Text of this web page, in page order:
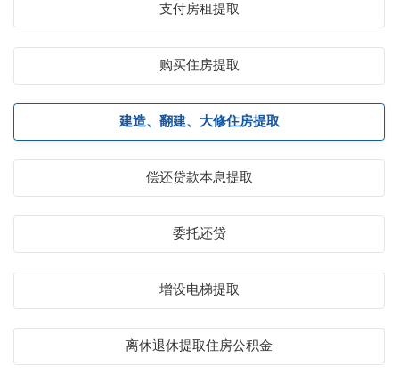
支付房租提取
购买住房提取
建造、翻建、大修住房提取
偿还贷款本息提取
委托还贷
增设电梯提取
离休退休提取住房公积金